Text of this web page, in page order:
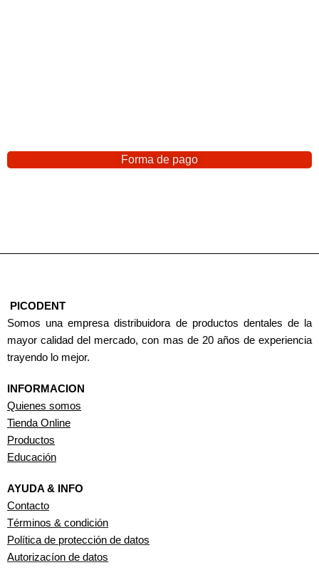
Forma de pago
PICODENT
Somos una empresa distribuidora de productos dentales de la
mayor calidad del mercado, con mas de 20 años de experiencia
trayendo lo mejor.
INFORMACION
Quienes somos
Tienda Online
Productos
Educación
AYUDA & INFO
Contacto
Términos & condición
Política de protección de datos
Autorizacíon de datos